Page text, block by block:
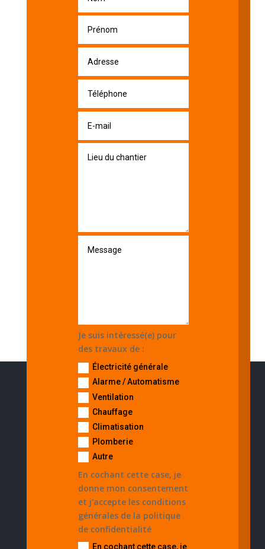
Je suis intéressé(e) pour
des travaux de :
Électricité générale
Alarme / Automatisme
Ventilation
Chauffage
Climatisation
Plomberie
Autre
En cochant cette case, je
donne mon consentement
et j'accepte les conditions
générales de la politique
de confidentialité
En cochant cette case, je